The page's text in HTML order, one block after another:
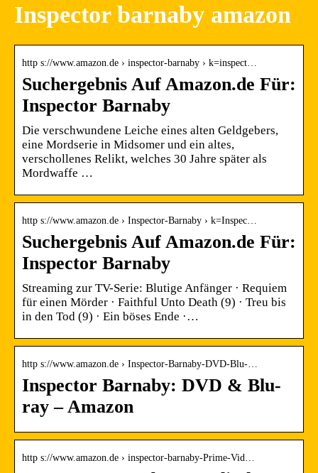
Inspector barnaby amazon
http s://www.amazon.de › inspector-barnaby › k=inspect…
Suchergebnis Auf Amazon.de Für:
Inspector Barnaby
Die verschwundene Leiche eines alten Geldgebers,
eine Mordserie in Midsomer und ein altes,
verschollenes Relikt, welches 30 Jahre später als
Mordwaffe …
http s://www.amazon.de › Inspector-Barnaby › k=Inspec…
Suchergebnis Auf Amazon.de Für:
Inspector Barnaby
Streaming zur TV-Serie: Blutige Anfänger · Requiem
für einen Mörder · Faithful Unto Death (9) · Treu bis
in den Tod (9) · Ein böses Ende ·…
http s://www.amazon.de › Inspector-Barnaby-DVD-Blu-…
Inspector Barnaby: DVD & Blu-
ray – Amazon
http s://www.amazon.de › inspector-barnaby-Prime-Vid…